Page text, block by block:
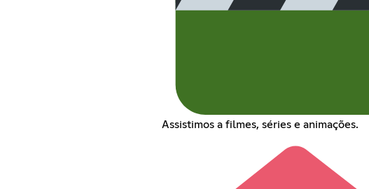
Assistimos a filmes, séries e animações.